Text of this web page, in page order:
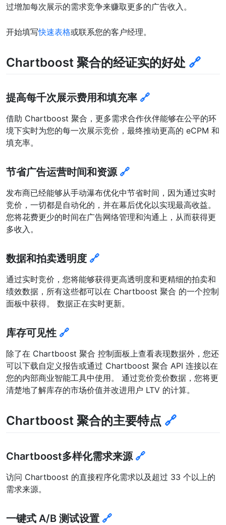
过增加每次展示的需求竞争来赚取更多的广告收入。
开始填写快速表格或联系您的客户经理。
Chartboost 聚合的经证实的好处 🔗
提高每千次展示费用和填充率 🔗
借助 Chartboost 聚合，更多需求合作伙伴能够在公平的环
境下实时为您的每一次展示竞价，最终推动更高的 eCPM 和
填充率。
节省广告运营时间和资源 🔗
发布商已经能够从手动瀑布优化中节省时间，因为通过实时
竞价，一切都是自动化的，并在幕后优化以实现最高收益。
您将花费更少的时间在广告网络管理和沟通上，从而获得更
多收入。
数据和拍卖透明度 🔗
通过实时竞价，您将能够获得更高透明度和更精细的拍卖和
绩效数据，所有这些都可以在 Chartboost 聚合 的一个控制
面板中获得。 数据正在实时更新。
库存可见性 🔗
除了在 Chartboost 聚合 控制面板上查看表现数据外，您还
可以下载自定义报告或通过 Chartboost 聚合 API 连接以在
您的内部商业智能工具中使用。 通过竞价竞价数据，您将更
清楚地了解库存的市场价值并改进用户 LTV 的计算。
Chartboost 聚合的主要特点 🔗
Chartboost多样化需求来源 🔗
访问 Chartboost 的直接程序化需求以及超过 33 个以上的
需求来源。
一键式 A/B 测试设置 🔗